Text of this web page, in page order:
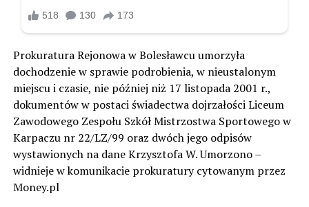
Prokuratura Rejonowa w Bolesławcu umorzyła
dochodzenie w sprawie podrobienia, w nieustalonym
miejscu i czasie, nie później niż 17 listopada 2001 r.,
dokumentów w postaci świadectwa dojrzałości Liceum
Zawodowego Zespołu Szkół Mistrzostwa Sportowego w
Karpaczu nr 22/LZ/99 oraz dwóch jego odpisów
wystawionych na dane Krzysztofa W. Umorzono –
widnieje w komunikacie prokuratury cytowanym przez
Money.pl